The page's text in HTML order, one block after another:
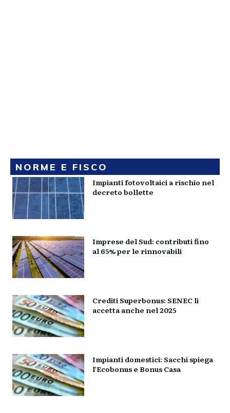
NORME E FISCO
Impianti fotovoltaici a rischio nel
decreto bollette
Imprese del Sud: contributi fino
al 65% per le rinnovabili
Crediti Superbonus: SENEC li
accetta anche nel 2025
Impianti domestici: Sacchi spiega
l’Ecobonus e Bonus Casa